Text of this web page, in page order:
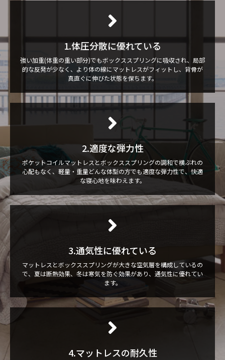
1.体圧分散に優れている
強い加重(体重の重い部分)でもボックススプリングに吸収され、局部
的な反発が少なく、より体の線にマットレスがフィットし、背骨が
真直ぐに伸びた状態を保ちます。
2.適度な弾力性
ポケットコイルマットレスとボックススプリングの調和で横ぶれの
心配もなく、軽量・重量どんな体型の方でも適度な弾力性で、快適
な寝心地を味わえます。
3.通気性に優れている
マットレスとボックススプリングが大きな空気層を構成しているの
で、夏は断熱効果、冬は寒気を防ぐ効果があり、通気性に優れてい
ます。
4.マットレスの耐久性